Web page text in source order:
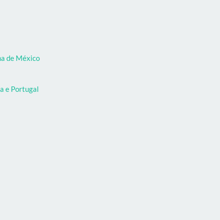
de México
e Portugal